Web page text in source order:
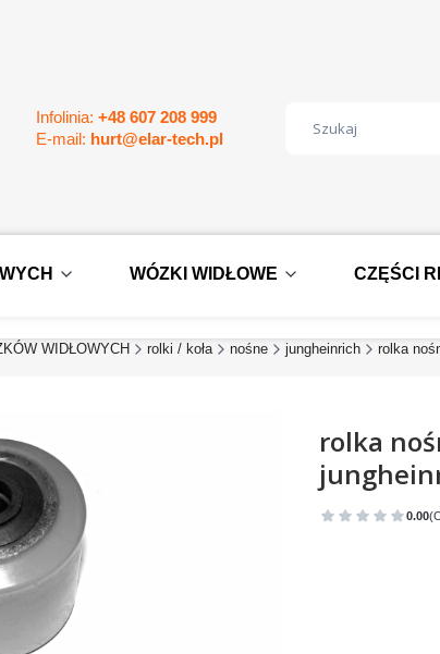
Infolinia: +48 607 208 999
E-mail: hurt@elar-tech.pl
WÓZKI WIDŁOWE CZĘŚCI
WIDŁOWYCH rolki / koła nośne jungheinrich rolka
rolka
0.00